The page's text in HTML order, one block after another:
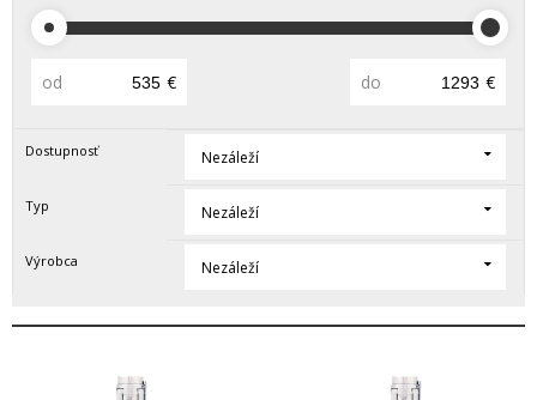
od € do €
Dostupnosť Nezáleží
Typ Nezáleží
Výrobca Nezáleží